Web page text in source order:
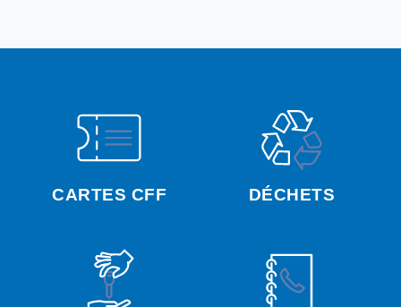
CARTES CFF DÉCHETS